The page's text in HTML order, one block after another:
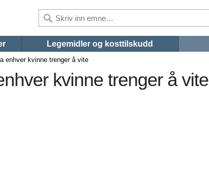
Legemidler og kosttilskudd
enhver kvinne trenger å vite
kvinne trenger å vite